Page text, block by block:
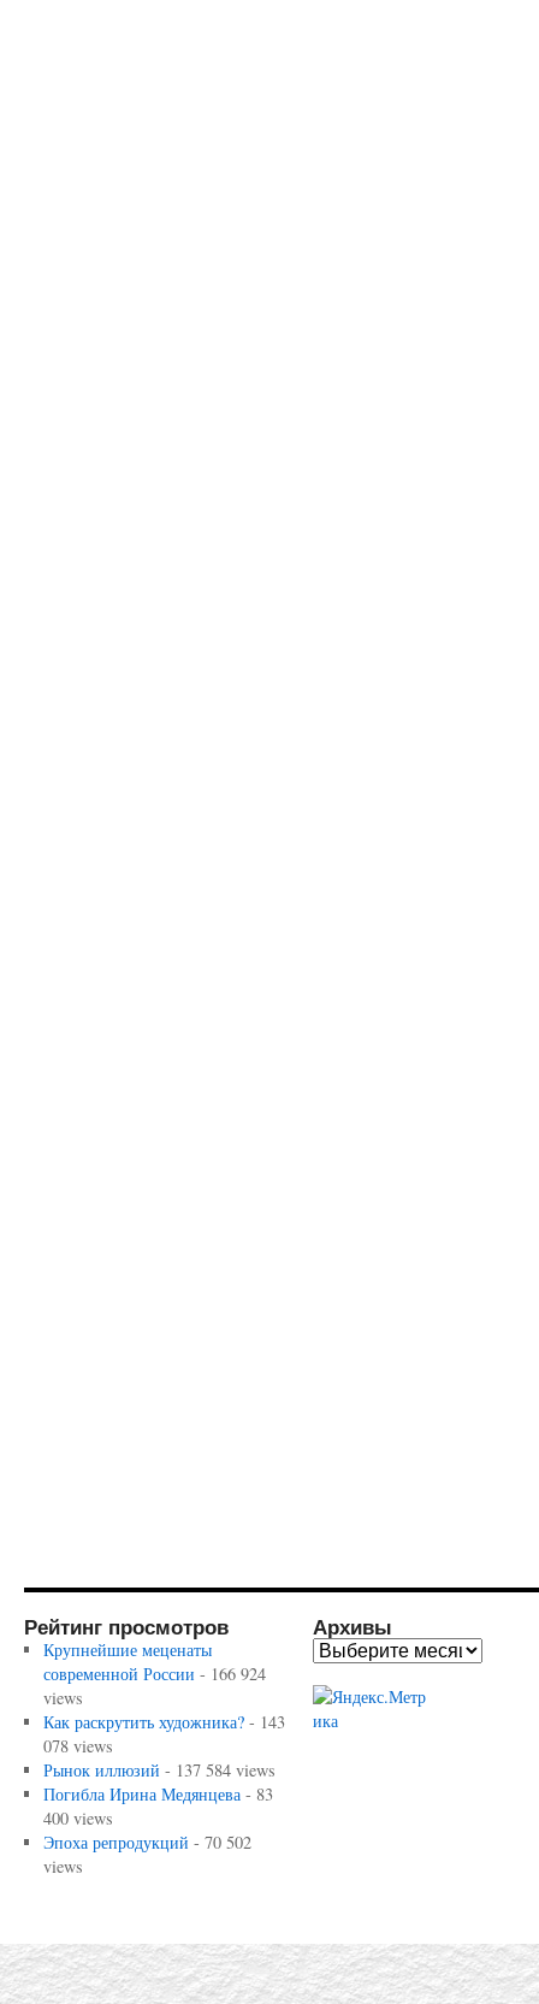
Рейтинг просмотров
Крупнейшие меценаты
современной России - 166 924
views
Как раскрутить художника?- 143
078 views
Рынок иллюзий - 137 584 views
Погибла Ирина Медянцева- 83
400 views
Эпоха репродукций - 70 502
views
Архивы